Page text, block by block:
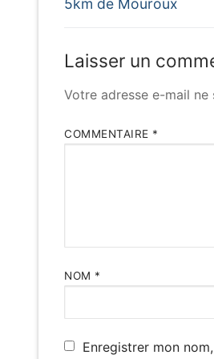
de
5km de Mouroux
Laisser un
Votre adresse e-mail ne
COMMENTAIRE *
NOM *
Enregistrer mon